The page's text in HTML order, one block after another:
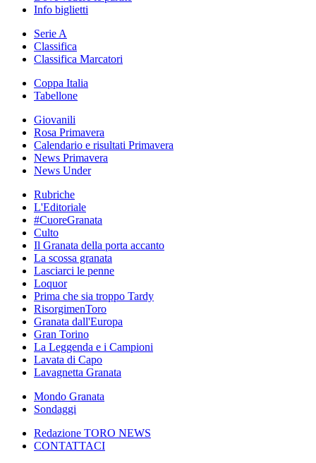
Info biglietti
Serie A
Classifica
Classifica Marcatori
Coppa Italia
Tabellone
Giovanili
Rosa Primavera
Calendario e risultati Primavera
News Primavera
News Under
Rubriche
L'Editoriale
#CuoreGranata
Culto
Il Granata della porta accanto
La scossa granata
Lasciarci le penne
Loquor
Prima che sia troppo Tardy
RisorgimenToro
Granata dall'Europa
Gran Torino
La Leggenda e i Campioni
Lavata di Capo
Lavagnetta Granata
Mondo Granata
Sondaggi
Redazione TORO NEWS
CONTATTACI